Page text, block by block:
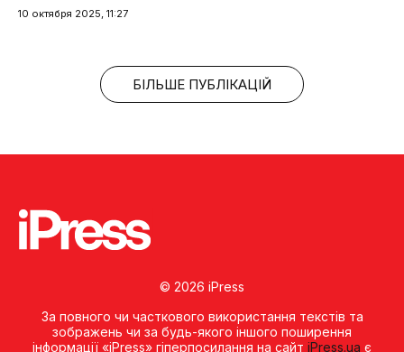
10 октября 2025, 11:27
БІЛЬШЕ ПУБЛІКАЦІЙ
© 2026 iPress
За повного чи часткового використання текстів та
зображень чи за будь-якого іншого поширення
інформації «iPress» гіперпосилання на сайт iPress.ua є